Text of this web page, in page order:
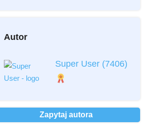
Autor
Super User (7406)
Zapytaj autora
Przeczytałem i akceptuję
Politykę
Prywatności
Ochrona danych osobowych *